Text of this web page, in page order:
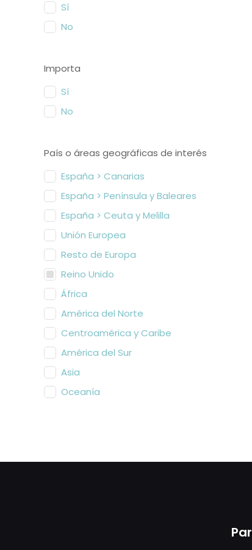
Sí
No
Importa
Sí
No
País o áreas geográficas de interés
España > Canarias
España > Península y Baleares
España > Ceuta y Melilla
Unión Europea
Resto de Europa
Reino Unido
África
América del Norte
Centroamérica y Caribe
América del Sur
Asia
Oceanía